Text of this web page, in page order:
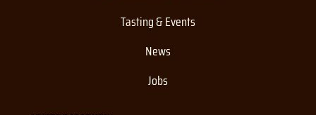
Tasting & Events
News
Jobs